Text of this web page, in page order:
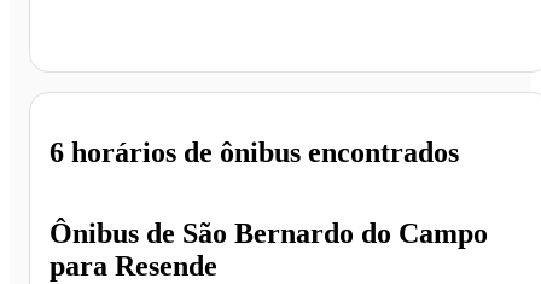
Ônibus de São Bernardo do Campo
para Resende
6 horários de ônibus encontrados